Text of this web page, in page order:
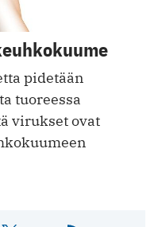
pidetään
tuoreessa
virukset ovat